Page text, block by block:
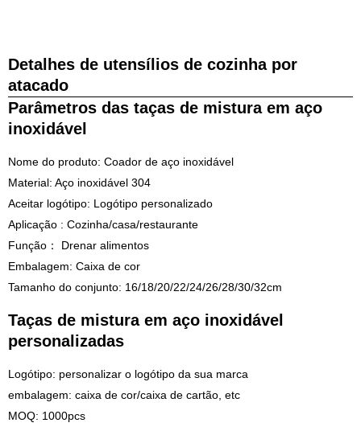
Detalhes de utensílios de cozinha por
atacado
Parâmetros das taças de mistura em aço
inoxidável
Nome do produto: Coador de aço inoxidável
Material: Aço inoxidável 304
Aceitar logótipo: Logótipo personalizado
Aplicação : Cozinha/casa/restaurante
Função： Drenar alimentos
Embalagem: Caixa de cor
Tamanho do conjunto: 16/18/20/22/24/26/28/30/32cm
Taças de mistura em aço inoxidável
personalizadas
Logótipo: personalizar o logótipo da sua marca
embalagem: caixa de cor/caixa de cartão, etc
MOQ: 1000pcs